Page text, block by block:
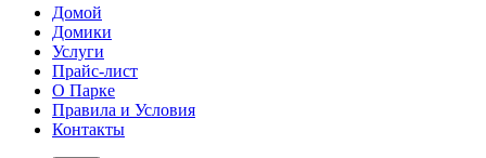
Домой
Домики
Услуги
Прайс-лист
О Парке
Правила и Условия
Контакты